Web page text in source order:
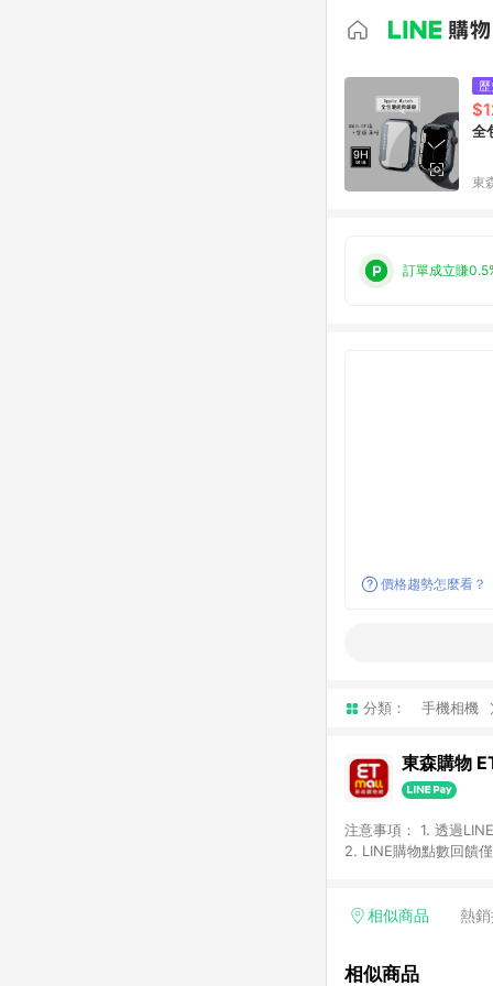
全
東
訂單成立賺
價格趨勢怎麼看？
分類： 手機相機
東森購物
注意事項： 1. 透過
2. LINE購物點數回饋
「草莓網」全館商品
面顯示為準。 7. LINE
相似商品 熱
相似商品